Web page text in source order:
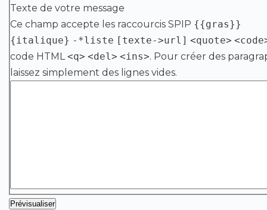
Texte de votre message
Ce champ accepte les raccourcis SPIP {{gras}}
{italique} -*liste [texte->url] <quote>
code HTML<q> <del> <ins>. Pour créer des
laissez simplement des lignes vides.